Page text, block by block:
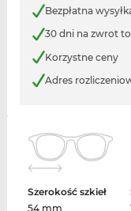
Bezpłatna
30 dni na zwrot
Korzystne ceny
Adres
Szerokość szkieł
54 mm